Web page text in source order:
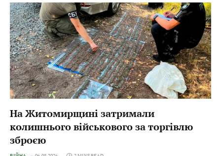
На Житомирщині затримали
колишнього військового за торгівлю
зброєю